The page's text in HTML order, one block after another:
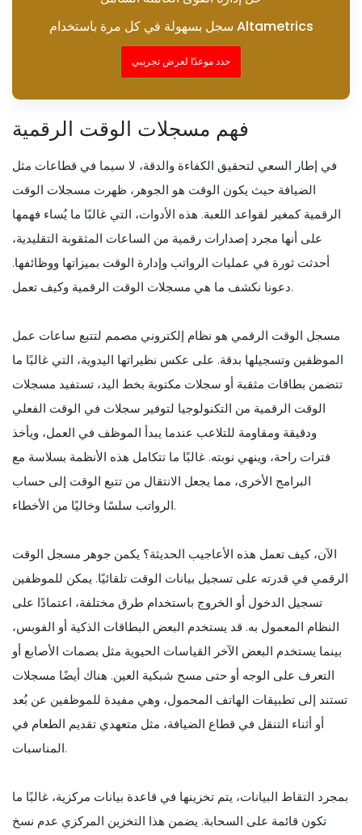
سجل بسهولة في كل مرة باستخدام Altametrics
حدد موعدًا لعرض تجريبي
فهم مسجلات الوقت الرقمية
في إطار السعي لتحقيق الكفاءة والدقة، لا سيما في قطاعات مثل
الضيافة حيث يكون الوقت هو الجوهر، ظهرت مسجلات الوقت
الرقمية كمغير لقواعد اللعبة. هذه الأدوات، التي غالبًا ما يُساء فهمها
على أنها مجرد إصدارات رقمية من الساعات المثقوبة التقليدية،
أحدثت ثورة في عمليات الرواتب وإدارة الوقت بميزاتها ووظائفها.
دعونا نكشف ما هي مسجلات الوقت الرقمية وكيف تعمل.
مسجل الوقت الرقمي هو نظام إلكتروني مصمم لتتبع ساعات عمل
الموظفين وتسجيلها بدقة. على عكس نظيراتها اليدوية، التي غالبًا ما
تتضمن بطاقات مثقبة أو سجلات مكتوبة بخط اليد، تستفيد مسجلات
الوقت الرقمية من التكنولوجيا لتوفير سجلات في الوقت الفعلي
ودقيقة ومقاومة للتلاعب عندما يبدأ الموظف في العمل، ويأخذ
فترات راحة، وينهي نوبته. غالبًا ما تتكامل هذه الأنظمة بسلاسة مع
البرامج الأخرى، مما يجعل الانتقال من تتبع الوقت إلى حساب
الرواتب سلسًا وخاليًا من الأخطاء.
الآن، كيف تعمل هذه الأعاجيب الحديثة؟ يكمن جوهر مسجل الوقت
الرقمي في قدرته على تسجيل بيانات الوقت تلقائيًا. يمكن للموظفين
تسجيل الدخول أو الخروج باستخدام طرق مختلفة، اعتمادًا على
النظام المعمول به. قد يستخدم البعض البطاقات الذكية أو الفوبس،
بينما يستخدم البعض الآخر القياسات الحيوية مثل بصمات الأصابع أو
التعرف على الوجه أو حتى مسح شبكية العين. هناك أيضًا مسجلات
تستند إلى تطبيقات الهاتف المحمول، وهي مفيدة للموظفين عن بُعد
أو أثناء التنقل في قطاع الضيافة، مثل متعهدي تقديم الطعام في
المناسبات.
بمجرد التقاط البيانات، يتم تخزينها في قاعدة بيانات مركزية، غالبًا ما
تكون قائمة على السحابة. يضمن هذا التخزين المركزي عدم نسخ